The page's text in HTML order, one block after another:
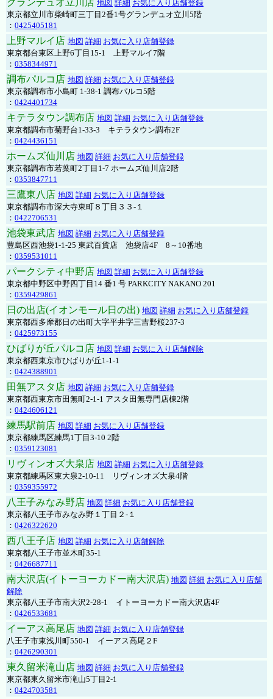
グランデュオ立川店 地図 詳細 お気に入り店舗登録
東京都立川市柴崎町三丁目2番1号グランデュオ立川5階
： 0425405181
上野マルイ店 地図 詳細 お気に入り店舗登録
東京都台東区上野6丁目15-1 上野マルイ7階
： 0358344971
調布パルコ店 地図 詳細 お気に入り店舗登録
東京都調布市小島町 1-38-1 調布パルコ5階
： 0424401734
キテラタウン調布店 地図 詳細 お気に入り店舗登録
東京都調布市菊野台1-33-3 キテラタウン調布2F
： 0424436151
ホームズ仙川店 地図 詳細 お気に入り店舗登録
東京都調布市若葉町2丁目1-7 ホームズ仙川店2階
： 0353847711
三鷹東八店 地図 詳細 お気に入り店舗登録
東京都調布市深大寺東町８丁目３３-１
： 0422706531
池袋東武店 地図 詳細 お気に入り店舗登録
豊島区西池袋1-1-25 東武百貨店 池袋店4F 8～10番地
： 0359531011
パークシティ中野店 地図 詳細 お気に入り店舗登録
東京都中野区中野四丁目14 番1 号 PARKCITY NAKANO 201
： 0359429861
日の出店(イオンモール日の出) 地図 詳細 お気に入り店舗登録
東京都西多摩郡日の出町大字平井字三吉野桜237-3
： 0425973155
ひばりが丘パルコ店 地図 詳細 お気に入り店舗解除
東京都西東京市ひばりが丘1-1-1
： 0424388901
田無アスタ店 地図 詳細 お気に入り店舗登録
東京都西東京市田無町2-1-1 アスタ田無専門店棟2階
： 0424606121
練馬駅前店 地図 詳細 お気に入り店舗登録
東京都練馬区練馬1丁目3-10 2階
： 0359123081
リヴィンオズ大泉店 地図 詳細 お気に入り店舗登録
東京都練馬区東大泉2-10-11 リヴィンオズ大泉4階
： 0359355972
八王子みなみ野店 地図 詳細 お気に入り店舗登録
東京都八王子市みなみ野１丁目２-１
： 0426322620
西八王子店 地図 詳細 お気に入り店舗解除
東京都八王子市並木町35-1
： 0426687711
南大沢店(イトーヨーカドー南大沢店) 地図 詳細 お気に入り店舗
解除
東京都八王子市南大沢2-28-1 イトーヨーカドー南大沢店4F
： 0426533681
イーアス高尾店 地図 詳細 お気に入り店舗登録
八王子市東浅川町550-1 イーアス高尾２F
： 0426290301
東久留米滝山店 地図 詳細 お気に入り店舗登録
東京都東久留米市滝山5丁目2-1
： 0424703581